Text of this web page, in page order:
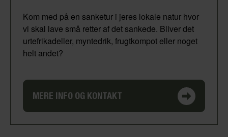
Kom med på en sanketur i jeres lokale natur hvor
vi skal lave små retter af det sankede. Bliver det
urtefrikadeller, myntedrik, frugtkompot eller noget
helt andet?
MERE INFO OG KONTAKT